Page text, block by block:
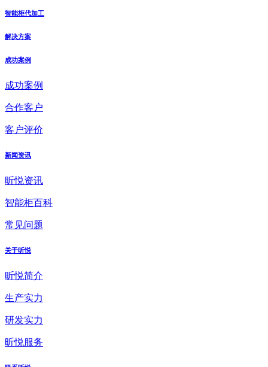
智能柜代加工
解决方案
成功案例
成功案例
合作客户
客户评价
新闻资讯
昕悦资讯
智能柜百科
常见问题
关于昕悦
昕悦简介
生产实力
研发实力
昕悦服务